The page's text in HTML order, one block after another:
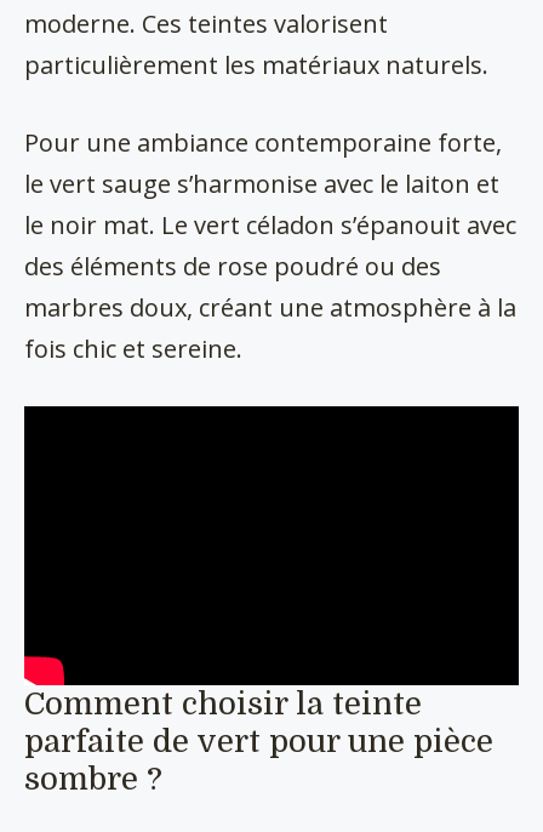
moderne. Ces teintes valorisent
particulièrement les matériaux naturels.
Pour une ambiance contemporaine forte,
le vert sauge s’harmonise avec le laiton et
le noir mat. Le vert céladon s’épanouit avec
des éléments de rose poudré ou des
marbres doux, créant une atmosphère à la
fois chic et sereine.
Comment choisir la teinte
parfaite de vert pour une pièce
sombre ?